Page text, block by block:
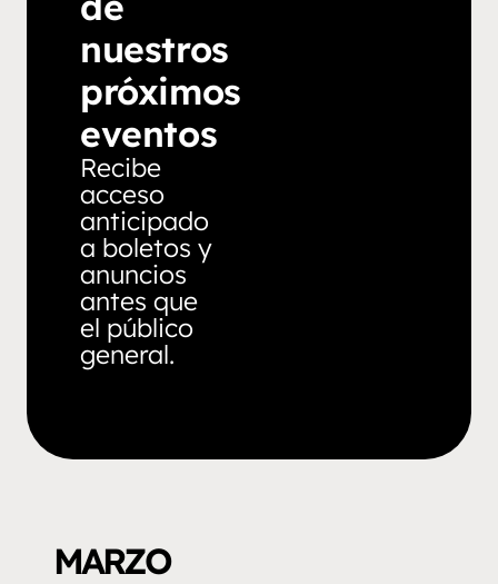
nuestros
próximos
eventos
Recibe
acceso
anticipado
a boletos y
anuncios
antes que
el público
general.
MARZO